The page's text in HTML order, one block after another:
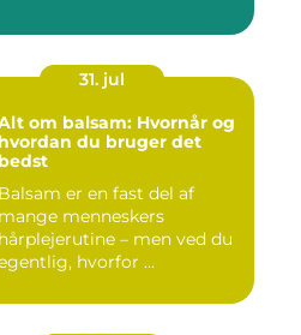
31. jul
om balsam: Hvornår og
hvordan du bruger det
bedst
Balsam er en fast del af
mange menneskers
hårplejerutine – men ved du
hvorfor ...